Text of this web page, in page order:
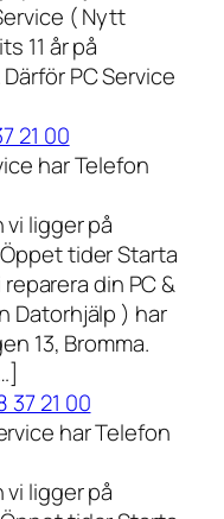
( Nytt
11 år på
PC Service
21 00
har Telefon
ligger på
tider Starta
din PC &
Datorhjälp ) har
13, Bromma.
37 21 00
har Telefon
ligger på